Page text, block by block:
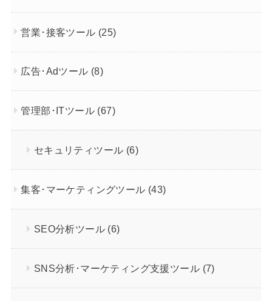
営業･接客ツール (25)
広告･Adツール (8)
管理部･ITツール (67)
セキュリティツール (6)
集客･マーケティングツール (43)
SEO分析ツール (6)
SNS分析･マーケティング支援ツール (7)